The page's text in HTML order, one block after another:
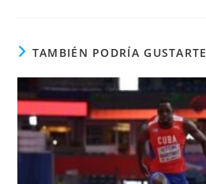
TAMBIÉN PODRÍA GUSTARTE